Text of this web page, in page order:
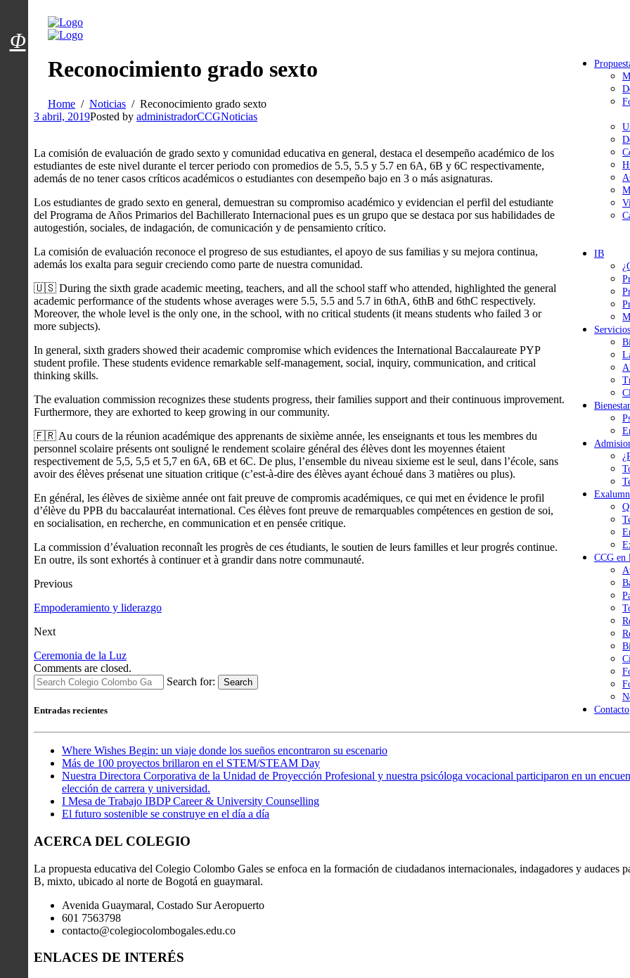
Menú usuarios
IB
Servicios
Bienestar
CCG en
Contacto
Reconocimiento grado sexto
Home Noticias
Reconocimiento grado sexto
3 abril, 2019Posted by administradorCCGNoticias
La comisión de evaluación de grado sexto y comunidad educativa en general, destaca el desempeño académico de los
estudiantes de este nivel durante el tercer periodo con promedios de 5.5, 5.5 y 5.7 en 6A, 6B y 6C respectivamente,
además de no tener casos críticos académicos o estudiantes con desempeño bajo en 3 o más asignaturas.
Los estudiantes de grado sexto en general, demuestran su compromiso académico y evidencian el perfil del estudiante
del Programa de Años Primarios del Bachillerato Internacional pues es un grupo que se destaca por sus habilidades de
autogestión, sociales, de indagación, de comunicación y de pensamiento crítico.
La comisión de evaluación reconoce el progreso de sus estudiantes, el apoyo de sus familias y su mejora continua,
además los exalta para seguir creciendo como parte de nuestra comunidad.
🇺🇸 During the sixth grade academic meeting, teachers, and all the school staff who attended, highlighted the general
academic performance of the students whose averages were 5.5, 5.5 and 5.7 in 6thA, 6thB and 6thC respectively.
Moreover, the whole level is the only one, in the school, with no critical students (it means students who failed 3 or
more subjects).
In general, sixth graders showed their academic compromise which evidences the International Baccalaureate PYP
student profile. These students evidence remarkable self-management, social, inquiry, communication, and critical
thinking skills.
The evaluation commission recognizes these students progress, their families support and their continuous improvement.
Furthermore, they are exhorted to keep growing in our community.
🇫🇷 Au cours de la réunion académique des apprenants de sixième année, les enseignants et tous les membres du
personnel scolaire présents ont souligné le rendement scolaire général des élèves dont les moyennes étaient
respectivement de 5,5, 5,5 et 5,7 en 6A, 6B et 6C. De plus, l’ensemble du niveau sixieme est le seul, dans l’école, sans
avoir des élèves présenat une situation critique (c’est-à-dire des élèves ayant échoué dans 3 matières ou plus).
En général, les élèves de sixième année ont fait preuve de compromis académiques, ce qui met en évidence le profil
d’élève du PPB du baccalauréat international. Ces élèves font preuve de remarquables compétences en gestion de soi,
en socialisation, en recherche, en communication et en pensée critique.
La commission d’évaluation reconnaît les progrès de ces étudiants, le soutien de leurs familles et leur progrés continue.
En outre, ils sont exhortés à continuer et à grandir dans notre communauté.
Previous
Empoderamiento y liderazgo
Next
Ceremonia de la Luz
Comments are closed.
Search for:
Search
Entradas recientes
Where Wishes Begin: un viaje donde los sueños encontraron su escenario
Más de 100 proyectos brillaron en el STEM/STEAM Day
Nuestra Directora Corporativa de la Unidad de Proyección Profesional y nuestra psicóloga vocacional participaron en un
elección de carrera y universidad.
I Mesa de Trabajo IBDP Career & University Counselling
El futuro sostenible se construye en el día a día
ACERCA DEL COLEGIO
La propuesta educativa del Colegio Colombo Gales se enfoca en la formación de ciudadanos internacionales, indagadores y
B, mixto, ubicado al norte de Bogotá en guaymaral.
Avenida Guaymaral, Costado Sur Aeropuerto
601 7563798
contacto@colegiocolombogales.edu.co
ENLACES DE INTERÉS
Φ